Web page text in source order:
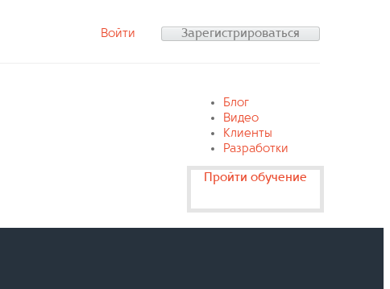
Войти Зарегистрироваться
Блог
Видео
Клиенты
Разработки
Пройти обучение